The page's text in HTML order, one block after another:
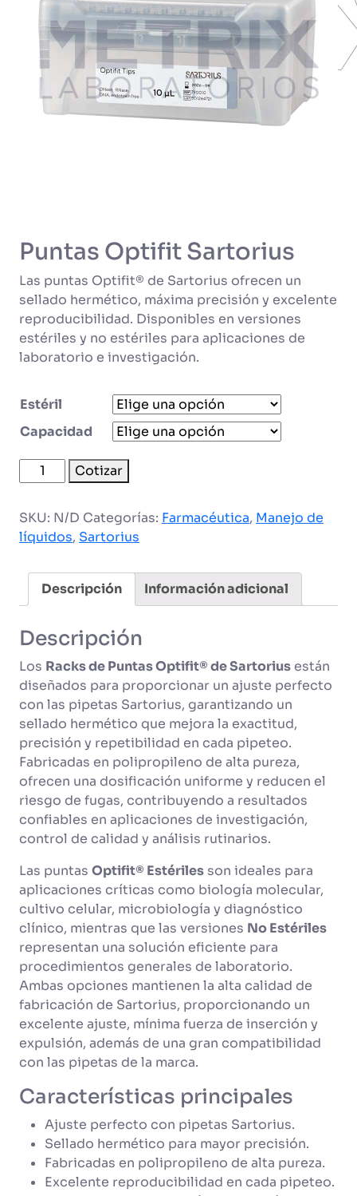
Puntas Optifit Sartorius
Las puntas Optifit® de Sartorius ofrecen un
sellado hermético, máxima precisión y excelente
reproducibilidad. Disponibles en versiones
estériles y no estériles para aplicaciones de
laboratorio e investigación.
Estéril
Capacidad
Puntas
Optifit
cantidad
Cotizar
SKU: N/D Categorías: Farmacéutica, Manejo de
líquidos, Sartorius
Descripción Información adicional
Descripción
Los Racks de Puntas Optifit® de Sartorius están
diseñados para proporcionar un ajuste perfecto
con las pipetas Sartorius, garantizando un
sellado hermético que mejora la exactitud,
precisión y repetibilidad en cada pipeteo.
Fabricadas en polipropileno de alta pureza,
ofrecen una dosificación uniforme y reducen el
riesgo de fugas, contribuyendo a resultados
confiables en aplicaciones de investigación,
control de calidad y análisis rutinarios.
Las puntas Optifit® Estériles son ideales para
aplicaciones críticas como biología molecular,
cultivo celular, microbiología y diagnóstico
clínico, mientras que las versiones No Estériles
representan una solución eficiente para
procedimientos generales de laboratorio.
Ambas opciones mantienen la alta calidad de
fabricación de Sartorius, proporcionando un
excelente ajuste, mínima fuerza de inserción y
expulsión, además de una gran compatibilidad
con las pipetas de la marca.
Características principales
Ajuste perfecto con pipetas Sartorius.
Sellado hermético para mayor precisión.
Fabricadas en polipropileno de alta pureza.
Excelente reproducibilidad en cada pipeteo.